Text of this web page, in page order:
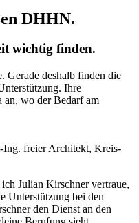
DHHN.
wichtig finden.
Gerade deshalb finden die
Ihre
an, wo der Bedarf am
freier Architekt, Kreis-
Julian Kirschner vertraue,
Unterstützung bei den
den Dienst an den